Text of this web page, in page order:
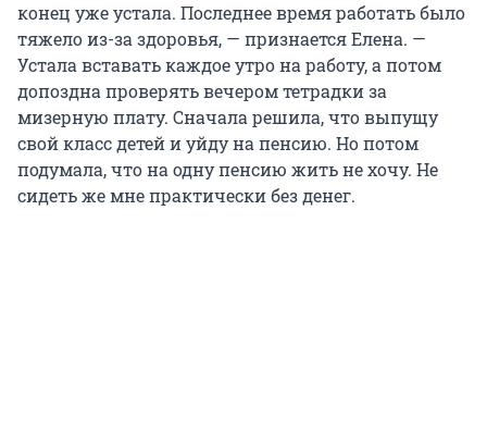
конец уже устала. Последнее время работать было
тяжело из-за здоровья, — признается Елена. —
Устала вставать каждое утро на работу, а потом
допоздна проверять вечером тетрадки за
мизерную плату. Сначала решила, что выпущу
свой класс детей и уйду на пенсию. Но потом
подумала, что на одну пенсию жить не хочу. Не
сидеть же мне практически без денег.